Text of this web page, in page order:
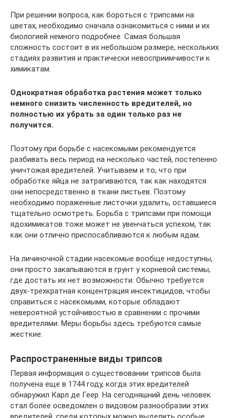
При решении вопроса, как бороться с трипсами на
цветах, необходимо сначала ознакомиться с ними и их
биологией немного подробнее. Самая большая
сложность состоит в их небольшом размере, нескольких
стадиях развития и практически невосприимчивости к
химикатам.
Однократная обработка растения может только
немного снизить численность вредителей, но
полностью их убрать за один только раз не
получится.
Поэтому при борьбе с насекомыми рекомендуется
разбивать весь период на несколько частей, постепенно
уничтожая вредителей. Учитываем и то, что при
обработке яйца не затрагиваются, так как находятся
они непосредственно в ткани листьев. Поэтому
необходимо пораженные листочки удалить, оставшиеся
тщательно осмотреть. Борьба с трипсами при помощи
ядохимикатов тоже может не увенчаться успехом, так
как они отлично приспосабливаются к любым ядам.
На личиночной стадии насекомые вообще недоступны,
они просто закапываются в грунт у корневой системы,
где достать их нет возможности. Обычно требуется
двух-трехкратная концентрация инсектицидов, чтобы
справиться с насекомыми, которые обладают
невероятной устойчивостью в сравнении с прочими
вредителями. Меры борьбы здесь требуются самые
жесткие.
Распространенные виды трипсов
Первая информация о существовании трипсов была
получена еще в 1744 году, когда этих вредителей
обнаружил Карл де Геер. На сегодняшний день человек
стал более осведомлен о видовом разнообразии этих